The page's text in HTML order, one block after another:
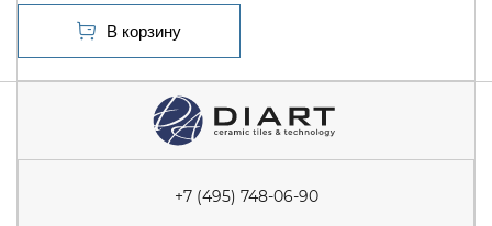
+7 (495) 748-06-90